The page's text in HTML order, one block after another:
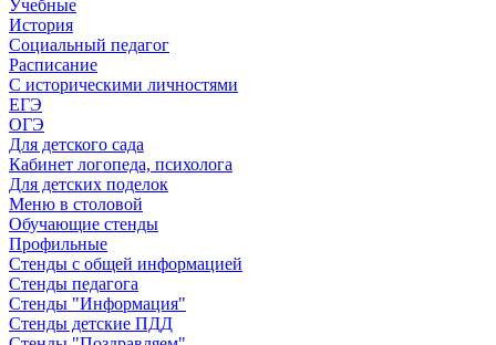
Учебные
История
Социальный педагог
Расписание
С историческими личностями
ЕГЭ
ОГЭ
Для детского сада
Кабинет логопеда, психолога
Для детских поделок
Меню в столовой
Обучающие стенды
Профильные
Стенды с общей информацией
Стенды педагога
Стенды "Информация"
Стенды детские ПДД